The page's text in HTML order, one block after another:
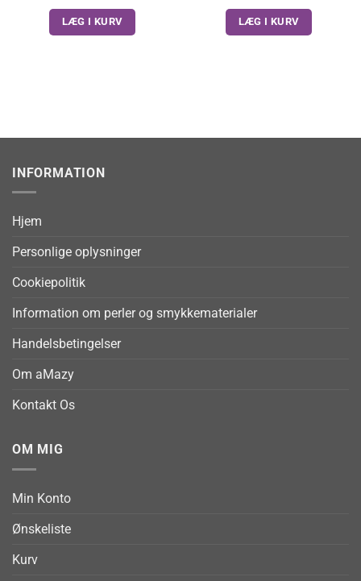
LÆG I KURV LÆG I KURV
INFORMATION
Hjem
Personlige oplysninger
Cookiepolitik
Information om perler og smykkematerialer
Handelsbetingelser
Om aMazy
Kontakt Os
OM MIG
Min Konto
Ønskeliste
Kurv